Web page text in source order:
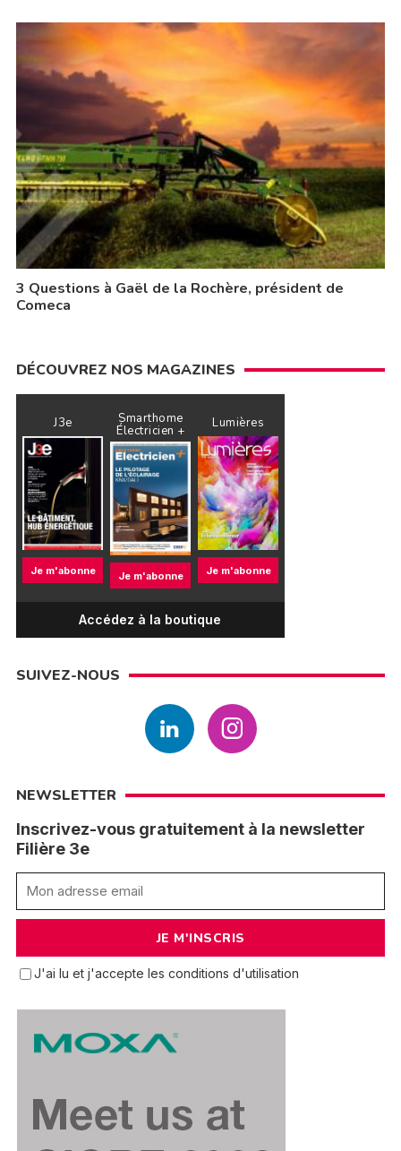
3 Questions à Gaël de la Rochère, président de
Comeca
DÉCOUVREZ NOS MAGAZINES
J3e
Je m'abonne
Smarthome
Électricien +
Je m'abonne
Lumières
Je m'abonne
Accédez à la boutique
SUIVEZ-NOUS
NEWSLETTER
Inscrivez-vous gratuitement à la newsletter
Filière 3e
J'ai lu et j'accepte les conditions d'utilisation